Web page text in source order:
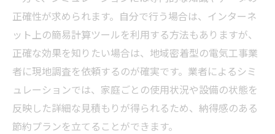
正確性が求められます。自分で行う場合は、インターネ
ット上の簡易計算ツールを利用する方法もありますが、
正確な効果を知りたい場合は、地域密着型の電気工事業
者に現地調査を依頼するのが確実です。業者によるシミ
ュレーションでは、家庭ごとの使用状況や設備の状態を
反映した詳細な見積もりが得られるため、納得感のある
節約プランを立てることができます。